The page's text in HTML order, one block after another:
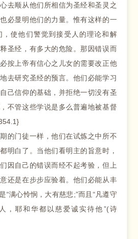
顺从他们所相信为圣经和圣灵之
必显明他们的力量。惟有这样的一
使他们警觉到接受人的理论和解
圣经，有多大的危险。那因错误而
按上帝有信心之儿女的需要改正他
去研究圣经的预言。他们必能学习
己信仰的基础，并拒绝一切没有圣
不管这些学说是多么普遍地被基督
门徒一样，他们在试炼之中所不
明白了。当他们看明主的旨意时，
因自己的错误而经不起考验，但上
还是在步步应验着。他们必能从丰
“满心怜悯，大有慈悲;”而且“凡遵守
，耶和华都以慈爱诚实待他”(诗